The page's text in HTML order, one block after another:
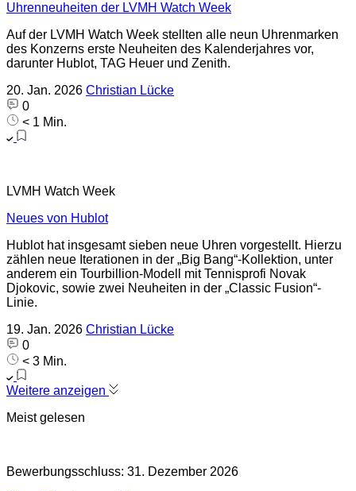
Uhrenneuheiten der LVMH Watch Week
Auf der LVMH Watch Week stellten alle neun Uhrenmarken
des Konzerns erste Neuheiten des Kalenderjahres vor,
darunter Hublot, TAG Heuer und Zenith.
20. Jan. 2026 Christian Lücke
0
< 1 Min.
LVMH Watch Week
Neues von Hublot
Hublot hat insgesamt sieben neue Uhren vorgestellt. Hierzu
zählen neue Iterationen in der „Big Bang“-Kollektion, unter
anderem ein Tourbillion-Modell mit Tennisprofi Novak
Djokovic, sowie zwei Neuheiten in der „Classic Fusion“-
Linie.
19. Jan. 2026 Christian Lücke
0
< 3 Min.
Weitere anzeigen
Meist gelesen
Bewerbungsschluss: 31. Dezember 2026